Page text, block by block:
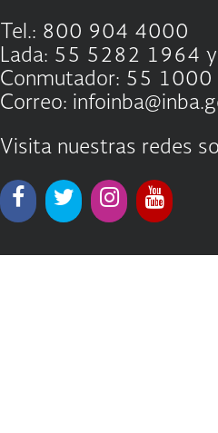
Tel.: 800 904 4000
Lada: 55 5282 1964
Conmutador: 55
Correo:
Visita nuestras redes